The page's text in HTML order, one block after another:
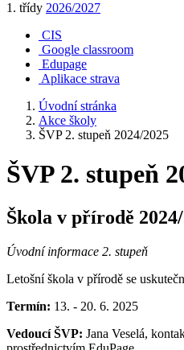
1. třídy 2026/2027
CIS
Google classroom
Edupage
Aplikace strava
Úvodní stránka
Akce školy
ŠVP 2. stupeň 2024/2025
ŠVP 2. stupeň
Škola v přírodě
Úvodní informace 2. stupeň
Letošní škola v přírodě se
Termín: 13. - 20. 6. 2025
Vedoucí ŠVP: Jana Veselá,